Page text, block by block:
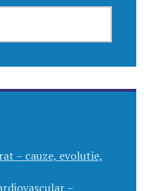
– cauze, evolutie,
–